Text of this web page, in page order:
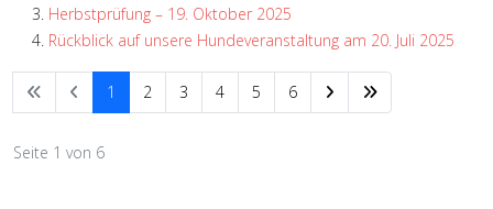
Herbstprüfung – 19. Oktober 2025
Rückblick auf unsere Hundeveranstaltung am 20. Juli 2025
1 2 3 4 5 6
Seite 1 von 6